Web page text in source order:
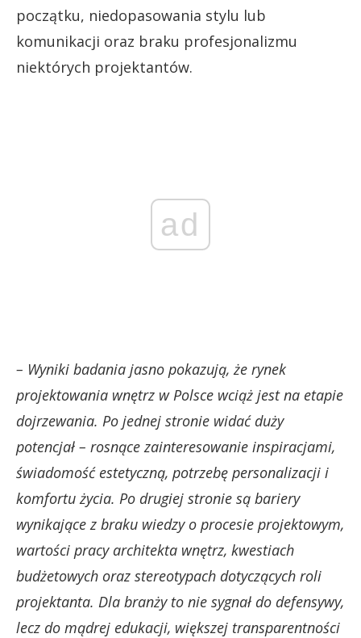
początku, niedopasowania stylu lub
komunikacji oraz braku profesjonalizmu
niektórych projektantów.
ad
– Wyniki badania jasno pokazują, że rynek
projektowania wnętrz w Polsce wciąż jest na etapie
dojrzewania. Po jednej stronie widać duży
potencjał – rosnące zainteresowanie inspiracjami,
świadomość estetyczną, potrzebę personalizacji i
komfortu życia. Po drugiej stronie są bariery
wynikające z braku wiedzy o procesie projektowym,
wartości pracy architekta wnętrz, kwestiach
budżetowych oraz stereotypach dotyczących roli
projektanta. Dla branży to nie sygnał do defensywy,
lecz do mądrej edukacji, większej transparentności